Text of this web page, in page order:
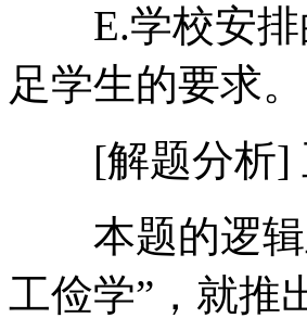
E.学校安排
足学生的要求。
[解题分析]
本题的逻辑
工俭学”，就推